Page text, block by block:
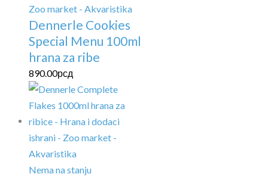
Dennerle Cookies
Special Menu 100ml
hrana za ribe
890.00рсд
Nema na stanju